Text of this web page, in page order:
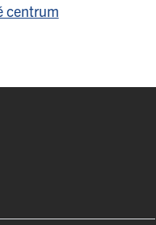
centrum